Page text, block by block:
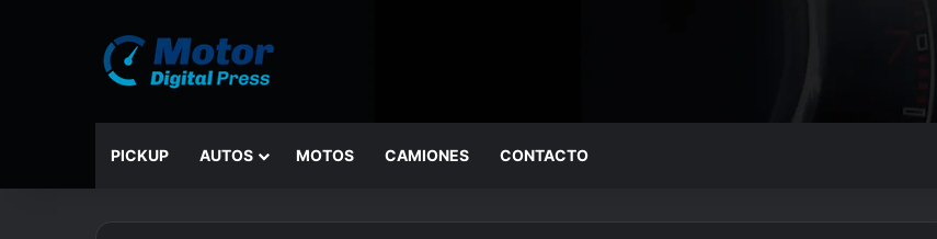
PICKUP AUTOS MOTOS CAMIONES CONTACTO